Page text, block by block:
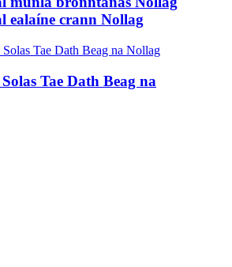
ealaíne crann Nollag
Tae Dath Beag na